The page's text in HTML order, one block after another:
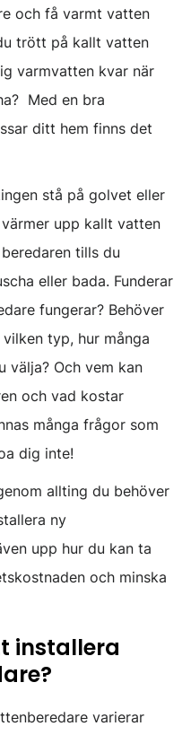
och få varmt vatten
trött på kallt vatten
varmvatten kvar när
Med en bra
ditt hem finns det
stå på golvet eller
upp kallt vatten
tills du
eller bada. Funderar
fungerar? Behöver
typ, hur många
välja? Och vem kan
och vad kostar
många frågor som
dig inte!
allting du behöver
ny
upp hur du kan ta
och minska
installera
varierar